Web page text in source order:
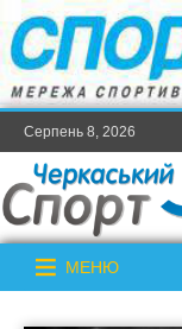
Серпень 8, 2026
МЕНЮ